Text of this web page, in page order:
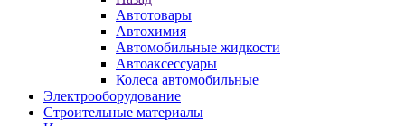
Автотовары
Автохимия
Автомобильные жидкости
Автоаксессуары
Колеса автомобильные
Электрооборудование
Строительные материалы